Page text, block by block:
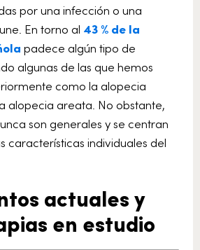
por una infección o una
En torno al 43 % de la
padece algún tipo de
algunas de las que hemos
como la alopecia
alopecia areata. No obstante,
son generales y se centran
características individuales del
actuales y
en estudio